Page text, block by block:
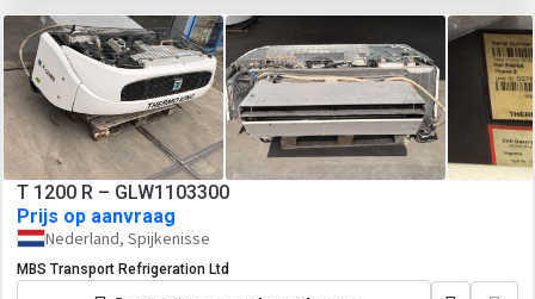
T 1200 R – GLW1103300
Prijs op aanvraag
Nederland, Spijkenisse
MBS Transport Refrigeration Ltd